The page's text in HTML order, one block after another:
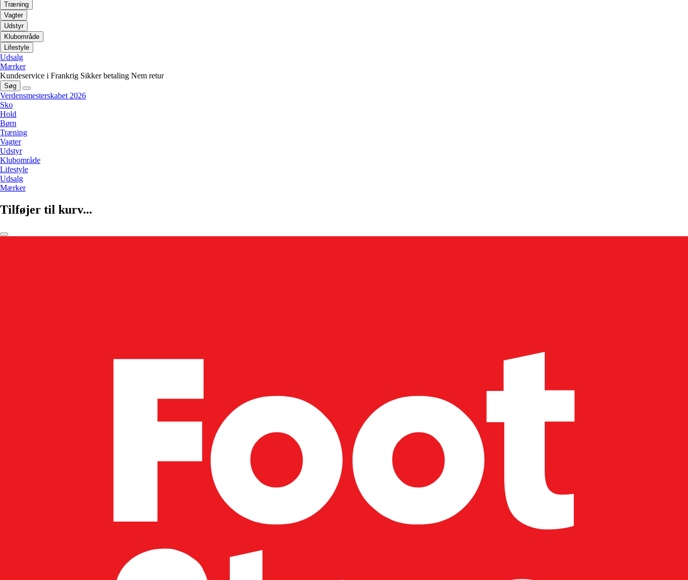
Træning
Vagter
Udstyr
Klubområde
Lifestyle
Udsalg
Mærker
Kundeservice i Frankrig Sikker betaling Nem retur
Søg
Verdensmesterskabet 2026
Sko
Hold
Børn
Træning
Vagter
Udstyr
Klubområde
Lifestyle
Udsalg
Mærker
Tilføjer til kurv...